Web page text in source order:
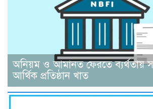
অনিয়ম ও আমানত ফেরতে ব্যর্থতায়
আর্থিক প্রতিষ্ঠান খাত